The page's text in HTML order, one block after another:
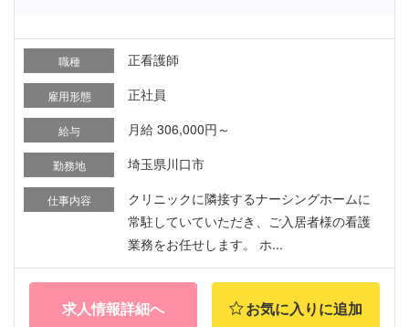
職種 正看護師
雇用形態 正社員
給与 月給 306,000円～
勤務地 埼玉県川口市
仕事内容
クリニックに隣接するナーシングホームに
常駐していていただき、ご入居者様の看護
業務をお任せします。 ホ...
求人情報詳細へ お気に入りに追加